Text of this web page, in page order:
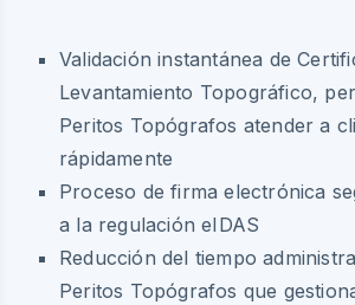
Validación instantánea de
Levantamiento Topográfico,
Peritos Topógrafos atender a
rápidamente
Proceso de firma electrónica
a la regulación eIDAS
Reducción del tiempo
Peritos Topógrafos que